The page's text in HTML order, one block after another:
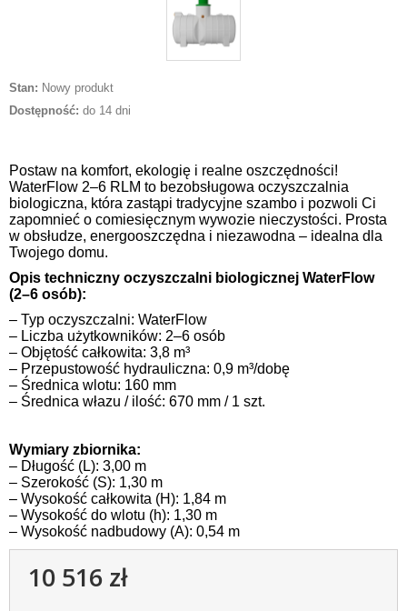
Stan: Nowy produkt
Dostępność: do 14 dni
Postaw na komfort, ekologię i realne oszczędności!
WaterFlow 2–6 RLM to bezobsługowa oczyszczalnia
biologiczna, która zastąpi tradycyjne szambo i pozwoli Ci
zapomnieć o comiesięcznym wywozie nieczystości. Prosta
w obsłudze, energooszczędna i niezawodna – idealna dla
Twojego domu.
Opis techniczny oczyszczalni biologicznej WaterFlow
(2–6 osób):
– Typ oczyszczalni: WaterFlow
– Liczba użytkowników: 2–6 osób
– Objętość całkowita: 3,8 m³
– Przepustowość hydrauliczna: 0,9 m³/dobę
– Średnica wlotu: 160 mm
– Średnica włazu / ilość: 670 mm / 1 szt.
Wymiary zbiornika:
– Długość (L): 3,00 m
– Szerokość (S): 1,30 m
– Wysokość całkowita (H): 1,84 m
– Wysokość do wlotu (h): 1,30 m
– Wysokość nadbudowy (A): 0,54 m
10 516 zł